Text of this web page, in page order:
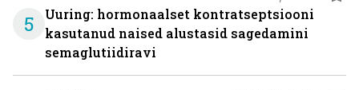
5
Uuring: hormonaalset kontratseptsiooni
kasutanud naised alustasid sagedamini
semaglutiidiravi